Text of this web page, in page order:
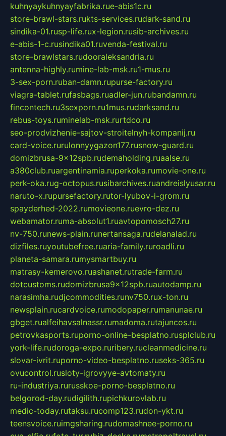
kuhnyaykuhnyayfabrika.rue-abis1c.ru
store-brawl-stars.rukts-services.rudark-sand.ru
sindika-01.rusp-life.rux-legion.rusib-archives.ru
e-abis-1-c.rusindika01.ruvenda-festival.ru
store-brawlstars.rudooraleksandria.ru
antenna-highly.rumine-lab-msk.ru1-mus.ru
3-sex-porn.ruban-damn.rupurse-factory.ru
viagra-tablet.rufasbags.ruadler-jun.rubandamn.ru
fincontech.ru3sexporn.ru1mus.rudarksand.ru
rebus-toys.ruminelab-msk.rurtdco.ru
seo-prodvizhenie-sajtov-stroitelnyh-kompanij.ru
card-voice.rurulonnyygazon177.rusnow-guard.ru
domizbrusa-9x12spb.rudemaholding.ruaalse.ru
a380club.ruargentinamia.ruperkoka.rumovie-one.ru
perk-oka.rug-octopus.rusibarchives.ruandreislyusar.ru
naruto-x.rupursefactory.rutor-lyubov-i-grom.ru
spayderhed-2022.rumovieone.ruevro-dez.ru
webamator.ruma-absolut1.ruavtopomosch27.ru
nv-750.runews-plain.runertansaga.rudelanalad.ru
dizfiles.ruyoutubefree.ruaria-family.ruroadli.ru
planeta-samara.rumysmartbuy.ru
matrasy-kemerovo.ruashanet.rutrade-farm.ru
dotcustoms.rudomizbrusa9x12spb.ruautodamp.ru
narasimha.rudjcommodities.runv750.rux-ton.ru
newsplain.rucardvoice.rumodopaper.rumanunae.ru
gbget.rualfeihavsalnassr.rumadoma.rutajuncos.ru
petrovkasports.ruporno-online-besplatno.rusplclub.ru
york-life.rudoroga-expo.ruribery.rucleanmedicine.ru
slovar-ivrit.ruporno-video-besplatno.ruseks-365.ru
ovucontrol.rusloty-igrovyye-avtomaty.ru
ru-industriya.rurusskoe-porno-besplatno.ru
belgorod-day.rudigilith.rupichkurovlab.ru
medic-today.rutaksu.rucomp123.rudon-ykt.ru
teensvoice.ruimgsharing.rudomashnee-porno.ru